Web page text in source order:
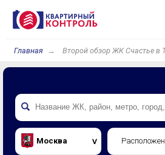
Главная Второй обзор ЖК Счастье в
Москва